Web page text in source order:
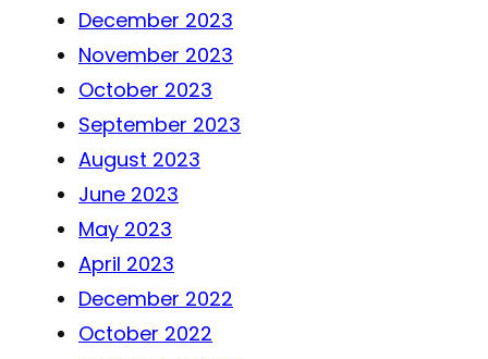
December 2023
November 2023
October 2023
September 2023
August 2023
June 2023
May 2023
April 2023
December 2022
October 2022